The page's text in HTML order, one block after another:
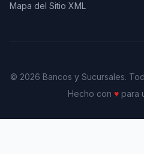
Mapa del Sitio XML
© 2026 Bancos y Sucursales.
Hecho con ♥para